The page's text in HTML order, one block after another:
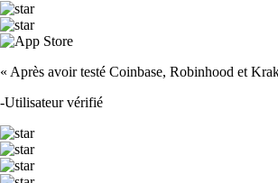
« Après avoir testé Coinbase, Robinhood et
-Utilisateur vérifié